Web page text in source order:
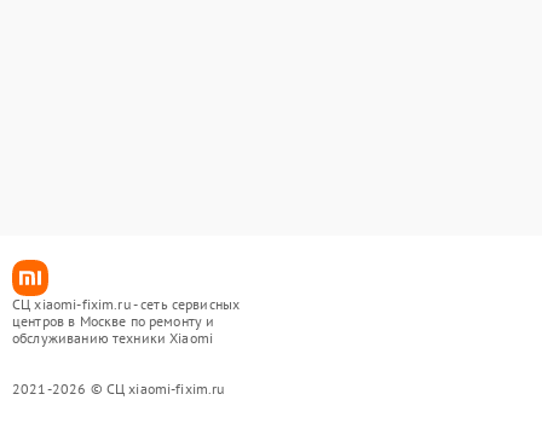
СЦ xiaomi-fixim.ru - сеть сервисных
центров в Москве по ремонту и
обслуживанию техники Xiaomi
2021-2026 © СЦ xiaomi-fixim.ru